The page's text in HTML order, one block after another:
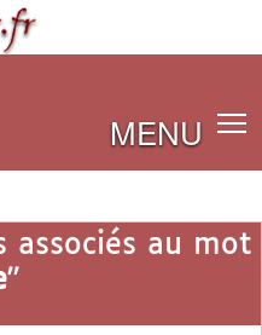
MENU
associés au mot
"